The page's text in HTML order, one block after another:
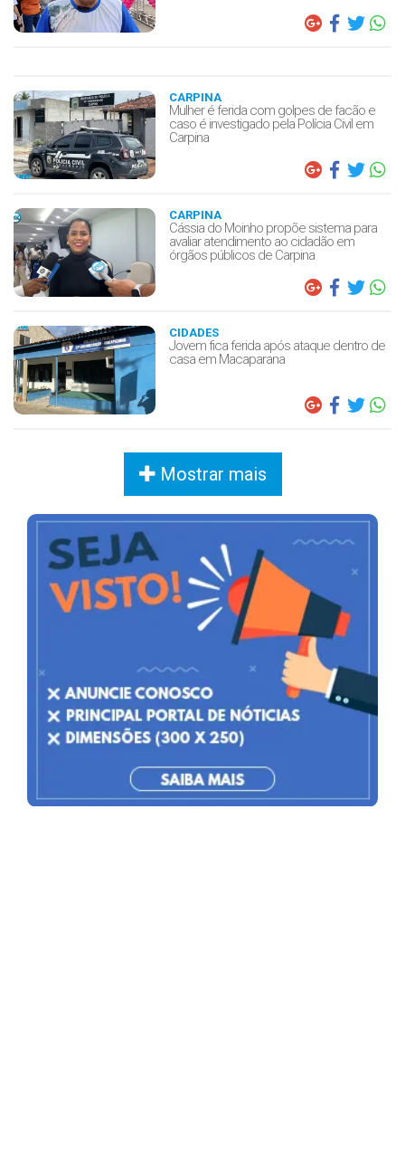
CARPINA
Mulher é ferida com golpes de facão e
caso é investigado pela Polícia Civil em
Carpina
CARPINA
Cássia do Moinho propõe sistema para
avaliar atendimento ao cidadão em
órgãos públicos de Carpina
CIDADES
Jovem fica ferida após ataque dentro de
casa em Macaparana
Mostrar mais